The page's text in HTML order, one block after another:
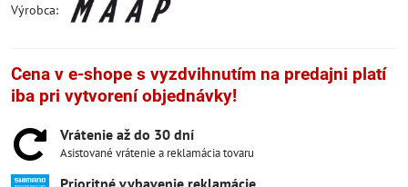
Výrobca:
Cena v e-shope s vyzdvihnutím na predajni platí
iba pri vytvorení objednávky!
Vrátenie až do 30 dní
Asistované vrátenie a reklamácia tovaru
Prioritné vybavenie reklamácie